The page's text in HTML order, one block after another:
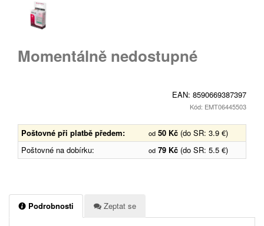
Momentálně nedostupné
EAN: 8590669387397
Kód: EMT06445503
Poštovné při platbě předem: od 50 Kč (do SR: 3.9 €)
Poštovné na dobírku:
od 79 Kč (do SR: 5.5 €)
Podrobnosti Zeptat se